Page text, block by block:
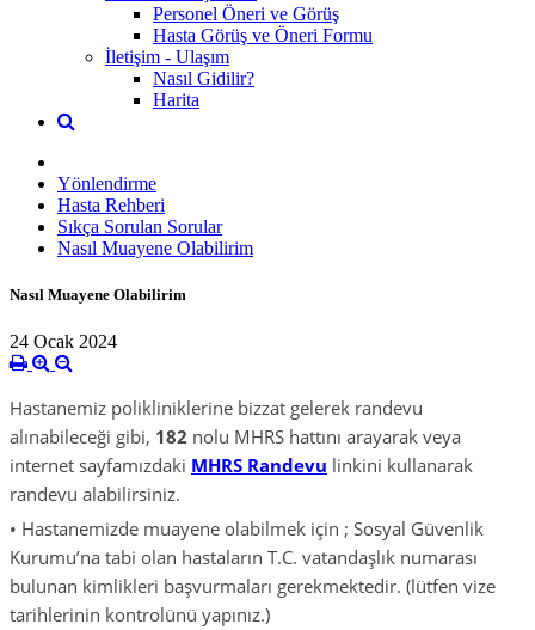
Personel Öneri ve Görüş
Hasta Görüş ve Öneri Formu
İletişim - Ulaşım
Nasıl Gidilir?
Harita
Yönlendirme
Hasta Rehberi
Sıkça Sorulan Sorular
Nasıl Muayene Olabilirim
Nasıl Muayene Olabilirim
24 Ocak 2024
Hastanemiz polikliniklerine bizzat gelerek randevu
alınabileceği gibi, 182 nolu MHRS hattını arayarak veya
internet sayfamızdaki MHRS Randevu linkini kullanarak
randevu alabilirsiniz.
• Hastanemizde muayene olabilmek için ; Sosyal Güvenlik
Kurumu’na tabi olan hastaların T.C. vatandaşlık numarası
bulunan kimlikleri başvurmaları gerekmektedir. (lütfen vize
tarihlerinin kontrolünü yapınız.)